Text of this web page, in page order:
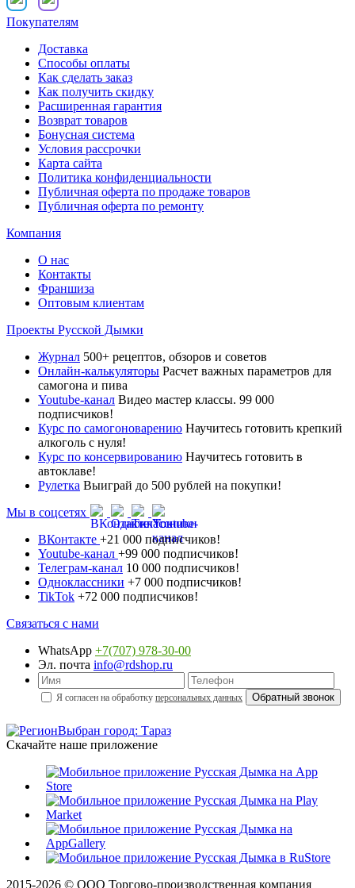
Покупателям
Доставка
Способы оплаты
Как сделать заказ
Как получить скидку
Расширенная гарантия
Возврат товаров
Бонусная система
Условия рассрочки
Карта сайта
Политика конфиденциальности
Публичная оферта по продаже товаров
Публичная оферта по ремонту
Компания
О нас
Контакты
Франшиза
Оптовым клиентам
Проекты Русской Дымки
Журнал 500+ рецептов, обзоров и советов
Онлайн-калькуляторы Расчет важных параметров для
самогона и пива
Youtube-канал Видео мастер классы. 99 000
подписчиков!
Курс по самогоноварению Научитесь готовить крепкий
алкоголь с нуля!
Курс по консервированию Научитесь готовить в
автоклаве!
Рулетка Выиграй до 500 рублей на покупки!
Мы в соцсетях
ВКонтакте +21 000 подписчиков!
Youtube-канал +99 000 подписчиков!
Телеграм-канал 10 000 подписчиков!
Одноклассники +7 000 подписчиков!
TikTok +72 000 подписчиков!
Связаться с нами
WhatsApp +7(707) 978-30-00
Эл. почта info@rdshop.ru
Я согласен на обработку персональных данных
Выбран город: Тараз
Скачайте наше приложение
2015-2026 © ООО Торгово-производственная компания